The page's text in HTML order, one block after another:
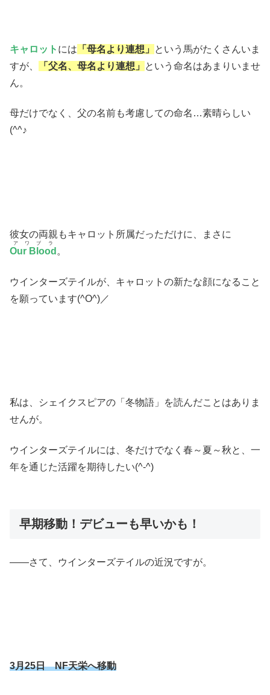
キャロット には 「母名より連想」
という馬がたくさんいま
すが、
「父名、母名より連想」
という命名はあまりいませ
ん。
母だけでなく、父の名前も考慮しての命名…素晴らしい
(^^♪
彼女の両親もキャロット所属だっただけに、まさに
Our Blood
アワブラ
。
ウインターズテイルが、キャロットの新たな顔になること
を願っています(^O^)／
私は、シェイクスピアの「冬物語」を読んだことはありま
せんが。
ウインターズテイルには、冬だけでなく春～夏～秋と、一
年を通じた活躍を期待したい(^-^)
早期移動！デビューも早いかも！
――さて、ウインターズテイルの近況ですが。
3月25日 NF天栄へ移動